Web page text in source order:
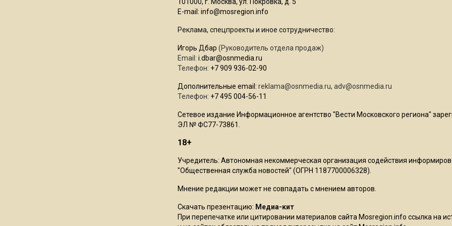
E-mail: info@mosregion.info
Реклама, спецпроекты и иное сотрудничество:
Игорь Дбар (Руководитель отдела продаж)
Email: i.dbar@osnmedia.ru
Телефон: +7 909 936-02-90
Дополнительные email: reklama@osnmedia.ru, adv@osnmedia.ru
Телефон: +7 495 004-56-11
Сетевое издание Информационное агентство "Вести Московского региона"
ЭЛ № ФС77-73861.
18+
Учредитель: Автономная некоммерческая организация содействия
"Общественная служба новостей" (ОГРН 1187700006328).
Мнение редакции может не совпадать с мнением авторов.
Скачать презентацию: Медиа-кит
При перепечатке или цитировании материалов сайта Mosregion.info ссылка на